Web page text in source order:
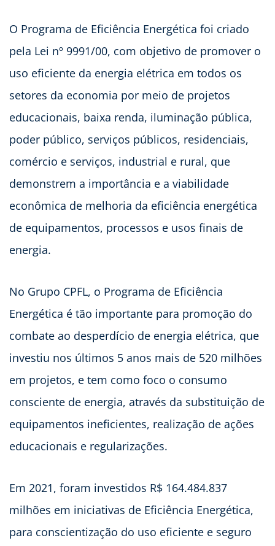
O Programa de Eficiência Energética foi criado
pela Lei nº 9991/00, com objetivo de promover o
uso eficiente da energia elétrica em todos os
setores da economia por meio de projetos
educacionais, baixa renda, iluminação pública,
poder público, serviços públicos, residenciais,
comércio e serviços, industrial e rural, que
demonstrem a importância e a viabilidade
econômica de melhoria da eficiência energética
de equipamentos, processos e usos finais de
energia.
No Grupo CPFL, o Programa de Eficiência
Energética é tão importante para promoção do
combate ao desperdício de energia elétrica, que
investiu nos últimos 5 anos mais de 520 milhões
em projetos, e tem como foco o consumo
consciente de energia, através da substituição de
equipamentos ineficientes, realização de ações
educacionais e regularizações.
Em 2021, foram investidos R$ 164.484.837
milhões em iniciativas de Eficiência Energética,
para conscientização do uso eficiente e seguro